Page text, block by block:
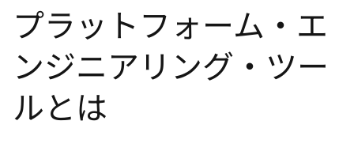
プラットフォーム・エ
ンジニアリング・ツー
ルとは